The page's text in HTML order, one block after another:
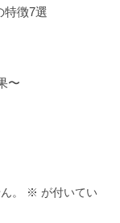
特徴7選
〜
。 ※ が付いてい